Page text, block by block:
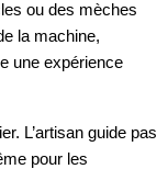
ou des mèches
la machine,
une expérience
L’artisan guide pas
pour les